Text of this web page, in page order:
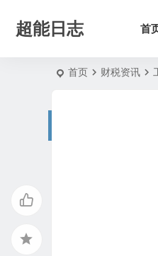
超能日志 首
首页 财税资讯